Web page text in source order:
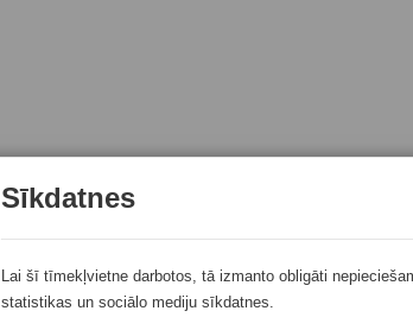
Sīkdatnes
Lai šī tīmekļvietne darbotos, tā izmanto obligāti
statistikas un sociālo mediju sīkdatnes.